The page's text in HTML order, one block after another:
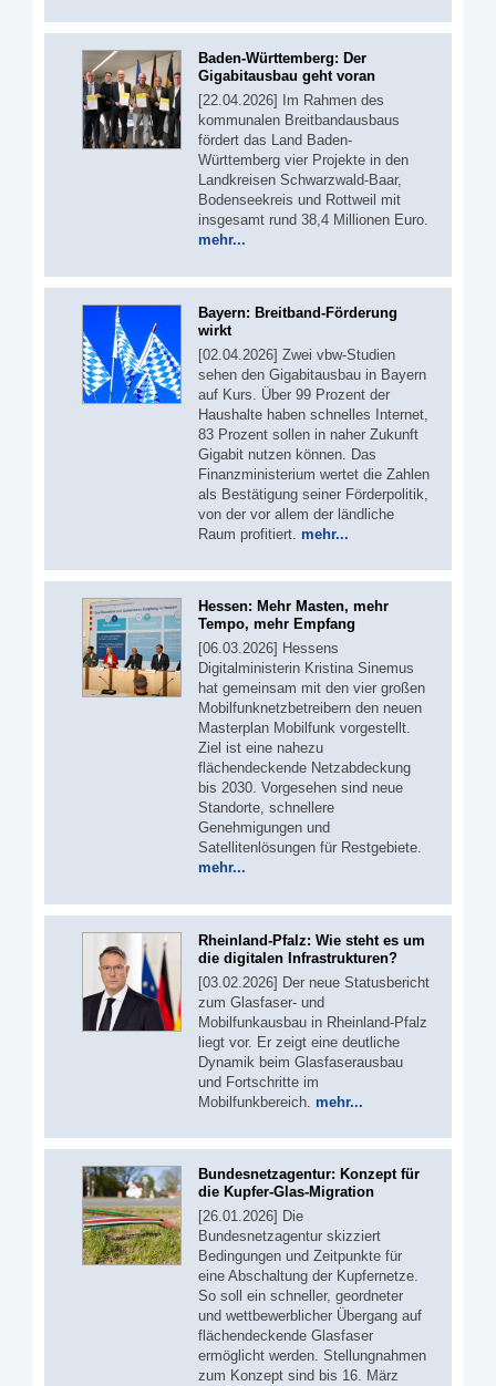
Baden-Württemberg: Der
Gigabitausbau geht voran
[22.04.2026] Im Rahmen des
kommunalen Breitbandausbaus
fördert das Land Baden-
Württemberg vier Projekte in den
Landkreisen Schwarzwald-Baar,
Bodenseekreis und Rottweil mit
insgesamt rund 38,4 Millionen Euro.
mehr...
Bayern: Breitband-Förderung
wirkt
[02.04.2026] Zwei vbw-Studien
sehen den Gigabitausbau in Bayern
auf Kurs. Über 99 Prozent der
Haushalte haben schnelles Internet,
83 Prozent sollen in naher Zukunft
Gigabit nutzen können. Das
Finanzministerium wertet die Zahlen
als Bestätigung seiner Förderpolitik,
von der vor allem der ländliche
Raum profitiert. mehr...
Hessen: Mehr Masten, mehr
Tempo, mehr Empfang
[06.03.2026] Hessens
Digitalministerin Kristina Sinemus
hat gemeinsam mit den vier großen
Mobilfunknetzbetreibern den neuen
Masterplan Mobilfunk vorgestellt.
Ziel ist eine nahezu
flächendeckende Netzabdeckung
bis 2030. Vorgesehen sind neue
Standorte, schnellere
Genehmigungen und
Satellitenlösungen für Restgebiete.
mehr...
Rheinland-Pfalz: Wie steht es um
die digitalen Infrastrukturen?
[03.02.2026] Der neue Statusbericht
zum Glasfaser- und
Mobilfunkausbau in Rheinland-Pfalz
liegt vor. Er zeigt eine deutliche
Dynamik beim Glasfaserausbau
und Fortschritte im
Mobilfunkbereich. mehr...
Bundesnetzagentur: Konzept für
die Kupfer-Glas-Migration
[26.01.2026] Die
Bundesnetzagentur skizziert
Bedingungen und Zeitpunkte für
eine Abschaltung der Kupfernetze.
So soll ein schneller, geordneter
und wettbewerblicher Übergang auf
flächendeckende Glasfaser
ermöglicht werden. Stellungnahmen
zum Konzept sind bis 16. März